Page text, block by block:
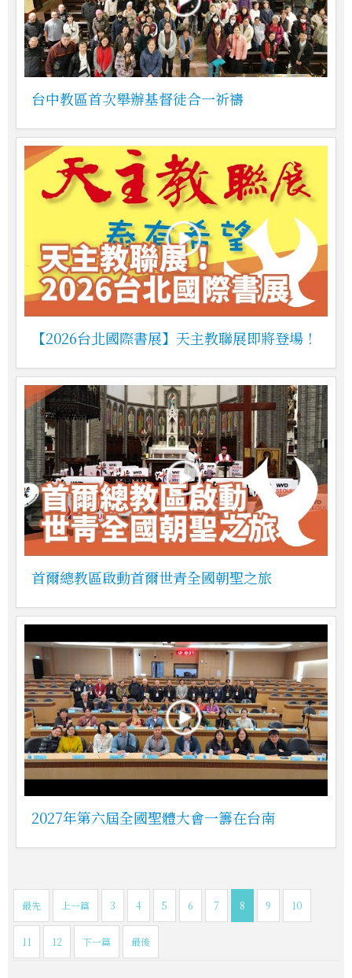
台中教區首次舉辦基督徒合一祈禱
【2026台北國際書展】天主教聯展即將登場！
首爾總教區啟動首爾世青全國朝聖之旅
2027年第六屆全國聖體大會一籌在台南
最先 上一篇 3 4 5 6 7 8 9 10
11 12 下一篇 最後